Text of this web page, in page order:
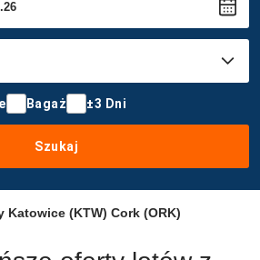
Bagaż ±3 Dni
Szukaj
Katowice (KTW) Cork (ORK)